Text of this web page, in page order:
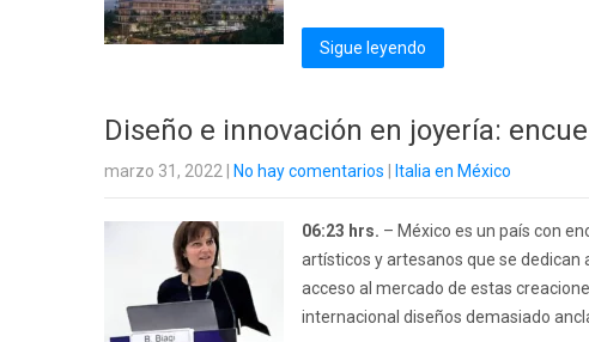
Sigue leyendo
Diseño e innovación en joyería:
marzo 31, 2022 No hay comentarios Italia en México
06:23 hrs. – México es un país con
artísticos y artesanos que se dedican
acceso al mercado de estas
internacional diseños demasiado